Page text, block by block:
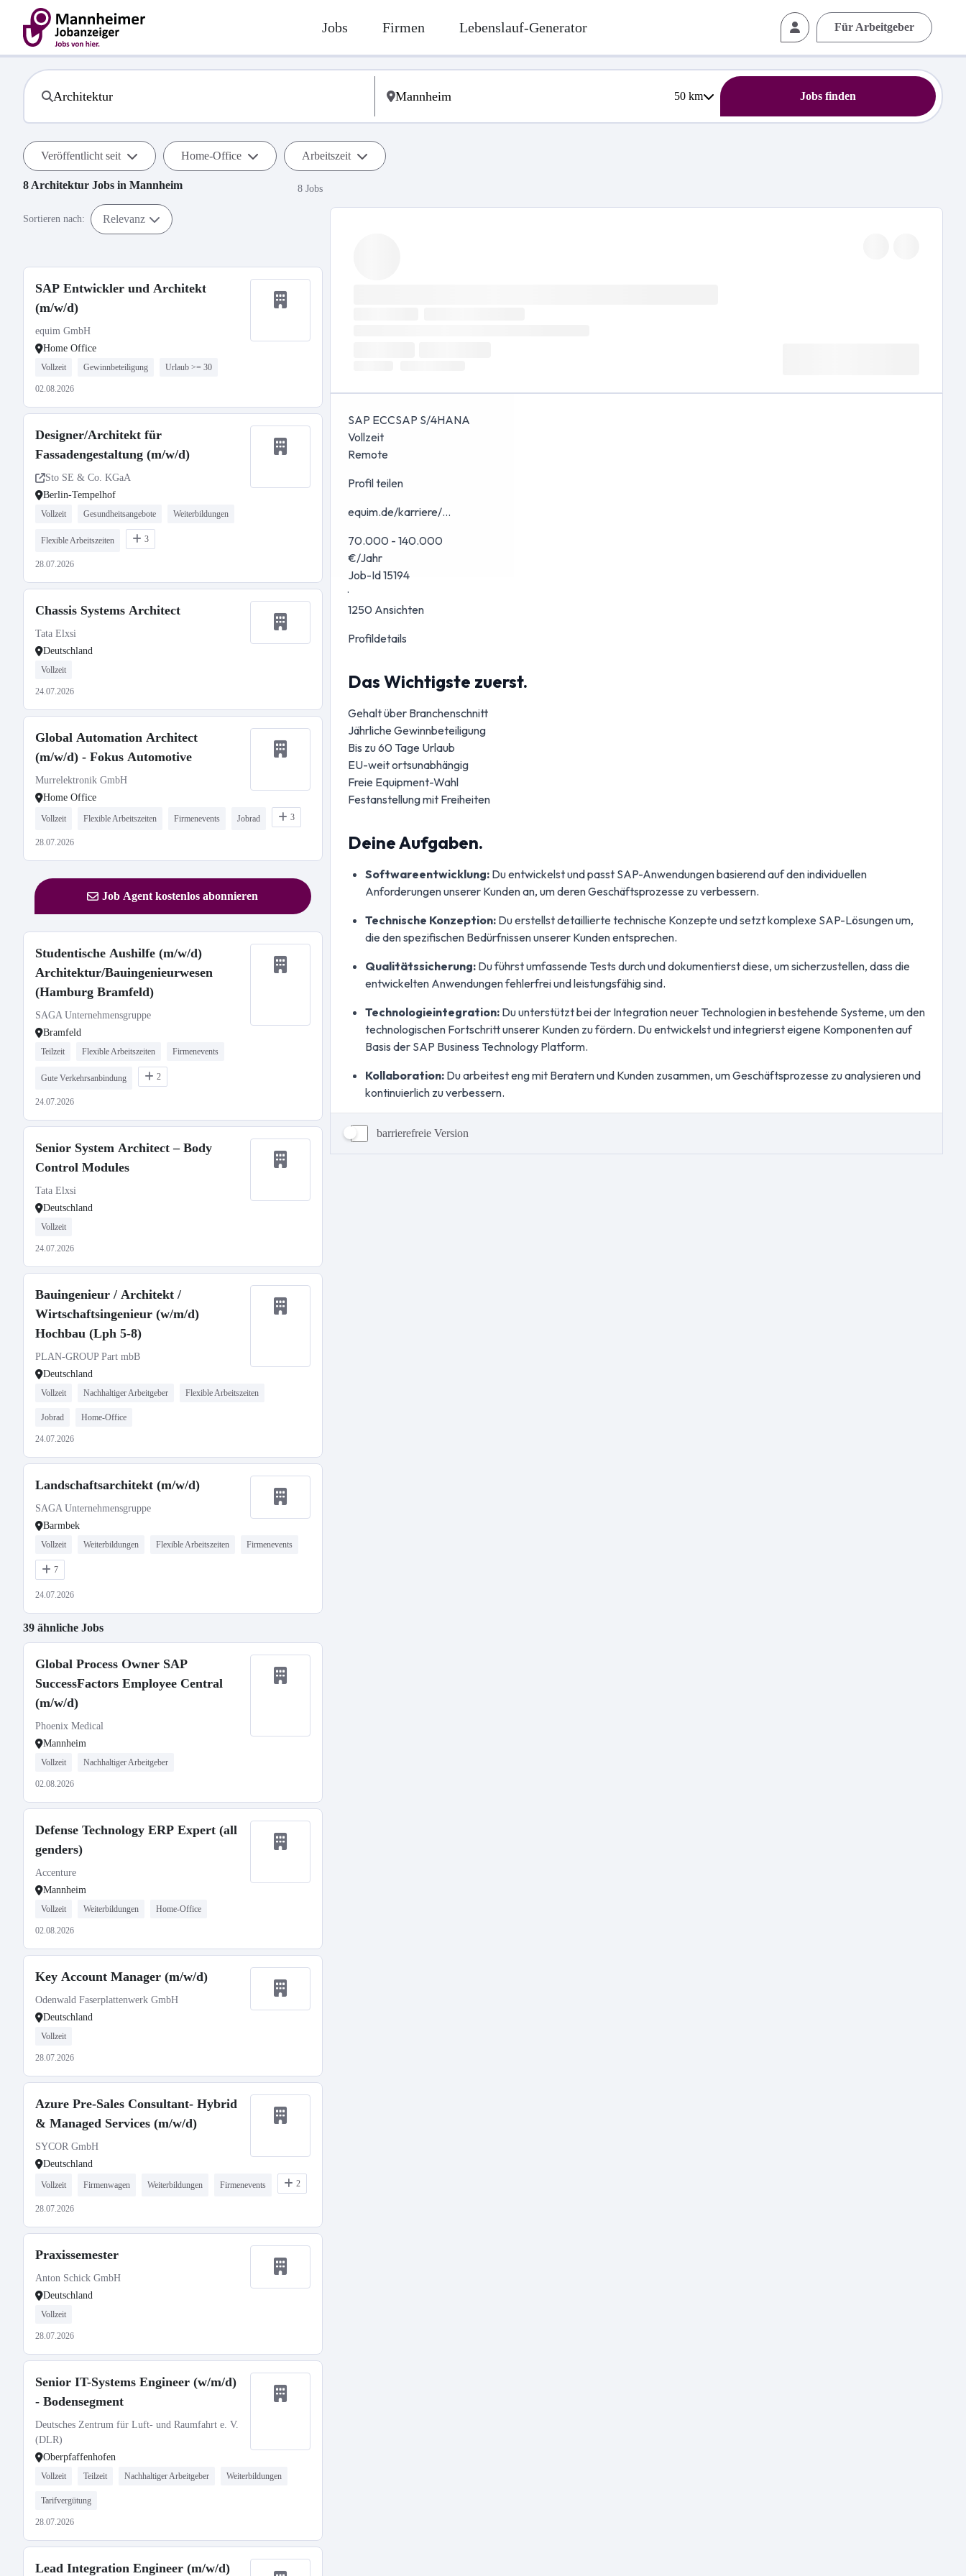
Jobs Firmen Lebenslauf-Generator Für Arbeitgeber
50km Jobs finden
Veröffentlicht seit Home-Office Arbeitszeit
8 Architektur Jobs in Mannheim 8 Jobs
Sortieren nach: Relevanz
SAP Entwickler und Architekt
(m/w/d)
equim GmbH
Home Office
Vollzeit Gewinnbeteiligung Urlaub >= 30
02.08.2026
Designer/Architekt für
Fassadengestaltung (m/w/d)
Sto SE & Co. KGaA
Berlin-Tempelhof
Vollzeit Gesundheitsangebote Weiterbildungen
Flexible Arbeitszeiten 3
28.07.2026
Chassis Systems Architect
Tata Elxsi
Deutschland
Vollzeit
24.07.2026
Global Automation Architect
(m/w/d) - Fokus Automotive
Murrelektronik GmbH
Home Office
Vollzeit Flexible Arbeitszeiten Firmenevents Jobrad 3
28.07.2026
Job Agent kostenlos abonnieren
Studentische Aushilfe (m/w/d)
Architektur/Bauingenieurwesen
(Hamburg Bramfeld)
SAGA Unternehmensgruppe
Bramfeld
Teilzeit Flexible Arbeitszeiten Firmenevents
Gute Verkehrsanbindung 2
24.07.2026
Senior System Architect – Body
Control Modules
Tata Elxsi
Deutschland
Vollzeit
24.07.2026
Bauingenieur / Architekt /
Wirtschaftsingenieur (w/m/d)
Hochbau (Lph 5-8)
PLAN-GROUP Part mbB
Deutschland
Vollzeit Nachhaltiger Arbeitgeber Flexible Arbeitszeiten
Jobrad Home-Office
24.07.2026
Landschaftsarchitekt (m/w/d)
SAGA Unternehmensgruppe
Barmbek
Vollzeit Weiterbildungen Flexible Arbeitszeiten Firmenevents
7
24.07.2026
39 ähnliche Jobs
Global Process Owner SAP
SuccessFactors Employee Central
(m/w/d)
Phoenix Medical
Mannheim
Vollzeit Nachhaltiger Arbeitgeber
02.08.2026
Defense Technology ERP Expert (all
genders)
Accenture
Mannheim
Vollzeit Weiterbildungen Home-Office
02.08.2026
Key Account Manager (m/w/d)
Odenwald Faserplattenwerk GmbH
Deutschland
Vollzeit
28.07.2026
Azure Pre-Sales Consultant- Hybrid
& Managed Services (m/w/d)
SYCOR GmbH
Deutschland
Vollzeit Firmenwagen Weiterbildungen Firmenevents 2
28.07.2026
Praxissemester
Anton Schick GmbH
Deutschland
Vollzeit
28.07.2026
Senior IT-Systems Engineer (w/m/d)
- Bodensegment
Deutsches Zentrum für Luft- und Raumfahrt e. V.
(DLR)
Oberpfaffenhofen
Vollzeit Teilzeit Nachhaltiger Arbeitgeber Weiterbildungen
Tarifvergütung
28.07.2026
Lead Integration Engineer (m/w/d)
barrierefreie Version